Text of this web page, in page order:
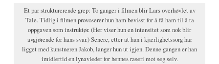
Et par strukturerende grep: To ganger i filmen blir Lars overhøvlet av
Tale. Tidlig i filmen provoserer hun ham bevisst for å få ham til å ta
oppgaven som instruktør. (Her viser hun en intensitet som nok blir
avgjørende for hans svar.) Senere, etter at hun i kjærlighetssorg har
ligget med kunstneren Jakob, langer hun ut igjen. Denne gangen er han
imidlertid en lynavleder for hennes raseri mot seg selv.